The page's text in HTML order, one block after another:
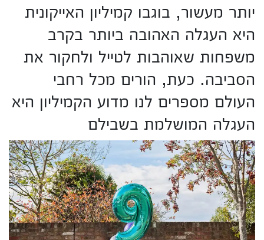
יותר מעשור, בוגבו קמיליון האייקונית
היא העגלה האהובה ביותר בקרב
משפחות שאוהבות לטייל ולחקור את
הסביבה. כעת, הורים מכל רחבי
העולם מספרים לנו מדוע הקמיליון היא
העגלה המושלמת בשבילם